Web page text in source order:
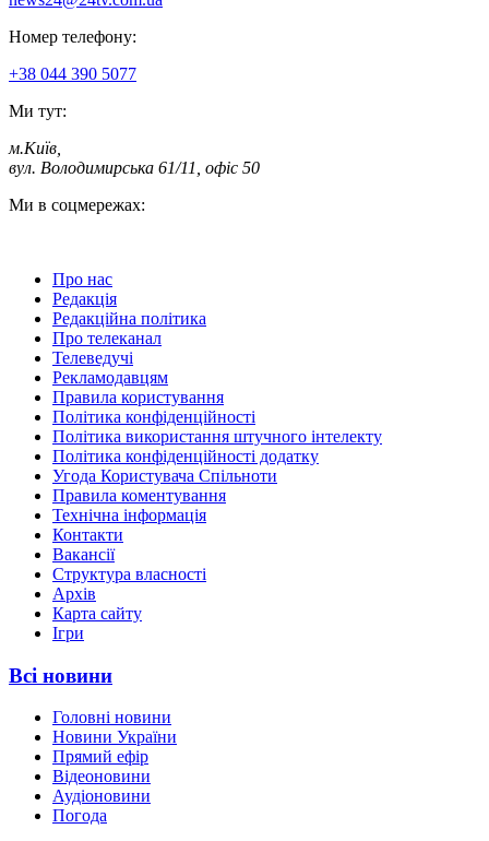
Номер телефону:
+38 044 390 5077
Ми тут:
м.Київ
вул. Володимирська 61/11, офіс 50
Ми в соцмережах:
Про нас
Редакція
Редакційна політика
Про телеканал
Телеведучі
Рекламодавцям
Правила користування
Політика конфіденційності
Політика використання штучного інтелекту
Політика конфіденційності додатку
Угода Користувача Спільноти
Правила коментування
Технічна інформація
Контакти
Вакансії
Структура власності
Архів
Карта сайту
Ігри
Всі новини
Головні новини
Новини України
Прямий ефір
Відеоновини
Аудіоновини
Погода